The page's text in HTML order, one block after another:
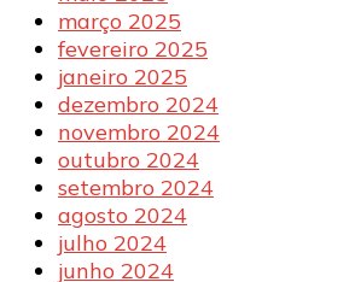
março 2025
fevereiro 2025
janeiro 2025
dezembro 2024
novembro 2024
outubro 2024
setembro 2024
agosto 2024
julho 2024
junho 2024